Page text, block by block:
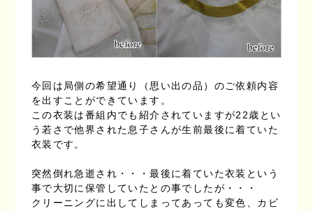
今回は局側の希望通り（思い出の品）のご依頼内容
を出すことができています。
この衣装は番組内でも紹介されていますが22歳とい
う若さで他界された息子さんが生前最後に着ていた
衣装です。
突然倒れ急逝され・・・最後に着ていた衣装という
事で大切に保管していたとの事でしたが・・・
クリーニングに出してしまってあっても変色、カビ